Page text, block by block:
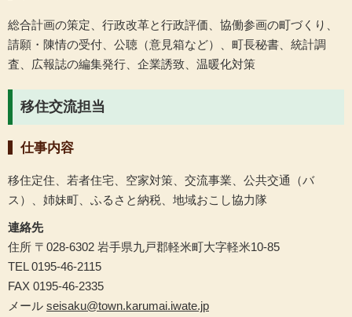
示
総合計画の策定、行政改革と行政評価、協働参画の町づくり、
請願・陳情の受付、公聴（意見箱など）、町長秘書、統計調
査、広報誌の編集発行、企業誘致、温暖化対策
移住交流担当
仕事内容
移住定住、若者住宅、空家対策、交流事業、公共交通（バ
ス）、姉妹町、ふるさと納税、地域おこし協力隊
連絡先
住所 〒028-6302 岩手県九戸郡軽米町大字軽米10-85
TEL 0195-46-2115
FAX 0195-46-2335
メール seisaku@town.karumai.iwate.jp